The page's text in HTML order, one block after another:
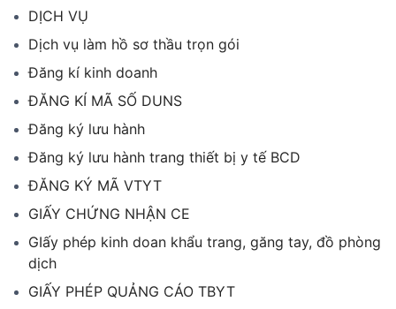
DỊCH VỤ
Dịch vụ làm hồ sơ thầu trọn gói
Đăng kí kinh doanh
ĐĂNG KÍ MÃ SỐ DUNS
Đăng ký lưu hành
Đăng ký lưu hành trang thiết bị y tế BCD
ĐĂNG KÝ MÃ VTYT
GIẤY CHỨNG NHẬN CE
GIấy phép kinh doan khẩu trang, găng tay, đồ phòng
dịch
GIẤY PHÉP QUẢNG CÁO TBYT